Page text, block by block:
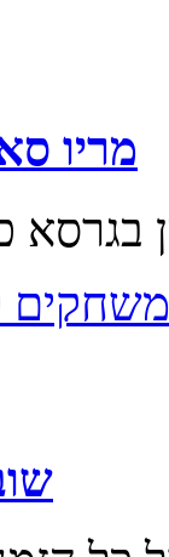
מריו
משחקים